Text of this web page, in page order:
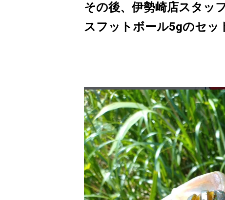
その後、伊勢崎店スタッ
スフットボール5gのセッ